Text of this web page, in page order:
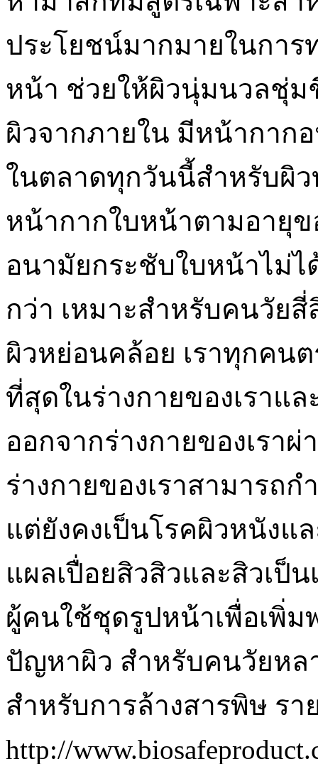
ประโยชน์มากมายในกา
หน้า ช่วยให้ผิวนุ่มนวลชุ่
ผิวจากภายใน มีหน้ากาก
ในตลาดทุกวันนี้สำหรับผิ
หน้ากากใบหน้าตามอายุ
อนามัยกระชับใบหน้าไม่
กว่า เหมาะสำหรับคนวัย
ผิวหย่อนคล้อย เราทุกคน
ที่สุดในร่างกายของเราแ
ออกจากร่างกายของเรา
ร่างกายของเราสามารถ
แต่ยังคงเป็นโรคผิวหนังแ
แผลเปื่อยสิวสิวและสิวเป็
ผู้คนใช้ชุดรูปหน้าเพื่อเพิ่ม
ปัญหาผิว สำหรับคนวัยหล
สำหรับการล้างสารพิษ รา
http://